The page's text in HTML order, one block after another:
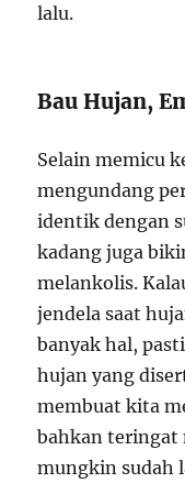
lalu.
Bau Hujan,
Selain memicu
mengundang
identik dengan
kadang juga
melankolis.
jendela saat
banyak hal,
hujan yang
membuat kita
bahkan
mungkin sudah